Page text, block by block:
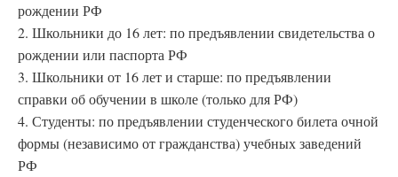
рождении РФ
2. Школьники до 16 лет: по предъявлении свидетельства о
рождении или паспорта РФ
3. Школьники от 16 лет и старше: по предъявлении
справки об обучении в школе (только для РФ)
4. Студенты: по предъявлении студенческого билета очной
формы (независимо от гражданства) учебных заведений
РФ